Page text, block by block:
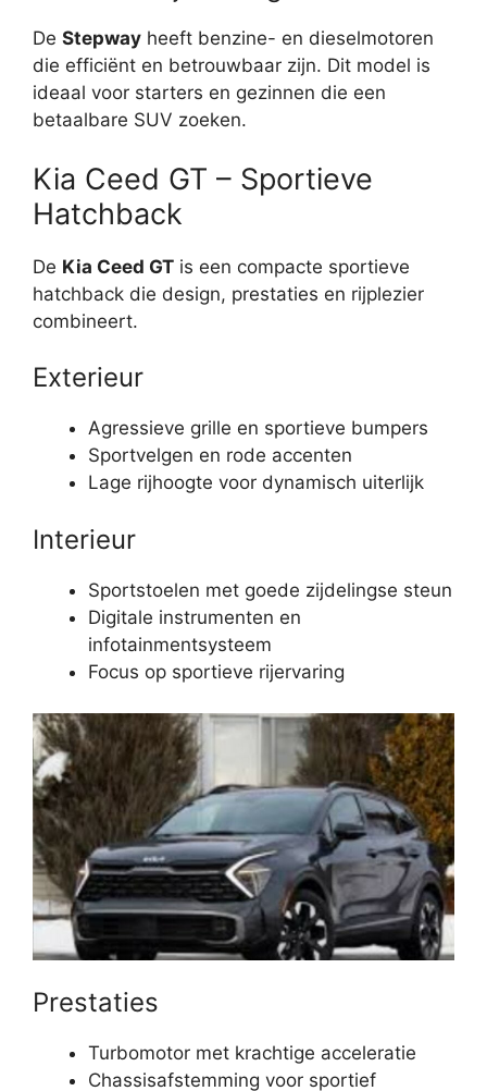
De Stepway heeft benzine- en dieselmotoren
die efficiënt en betrouwbaar zijn. Dit model is
ideaal voor starters en gezinnen die een
betaalbare SUV zoeken.
Kia Ceed GT – Sportieve
Hatchback
De Kia Ceed GT is een compacte sportieve
hatchback die design, prestaties en rijplezier
combineert.
Exterieur
Agressieve grille en sportieve bumpers
Sportvelgen en rode accenten
Lage rijhoogte voor dynamisch uiterlijk
Interieur
Sportstoelen met goede zijdelingse steun
Digitale instrumenten en
infotainmentsysteem
Focus op sportieve rijervaring
Prestaties
Turbomotor met krachtige acceleratie
Chassisafstemming voor sportief